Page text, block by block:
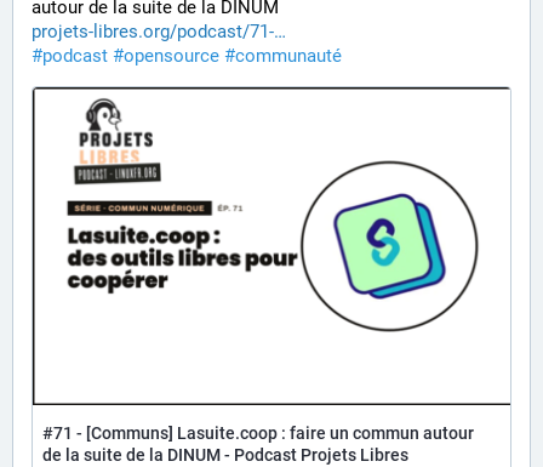
autour de la suite de la DINUM
projets-libres.org/podcast/71-
#podcast #opensource #communauté
#71 - [Communs] Lasuite.coop : faire un commun autour
de la suite de la DINUM - Podcast Projets Libres